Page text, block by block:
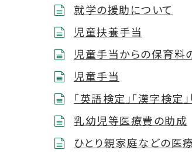
就学の援助について
児童扶養手当
児童手当からの保育料
児童手当
「英語検定」「漢字検定
乳幼児等医療費の助成
ひとり親家庭などの医